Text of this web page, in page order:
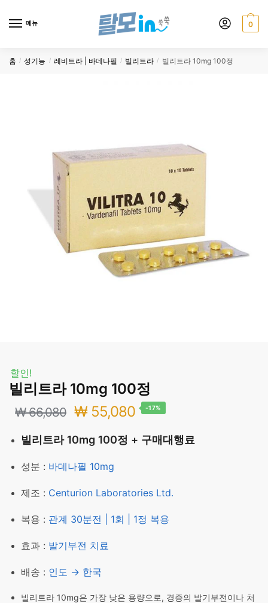
메뉴 0
홈 / 성기능 / 레비트라 | 바데나필 / 빌리트라 / 빌리트라 10mg 100정
할인!
빌리트라 10mg 100정
₩66,080 원
래
₩ 66,080.
₩55,080현
재
₩ 55,080.
-17%
빌리트라 10mg 100정 + 구매대행료
성분 : 바데나필 10mg
제조 : Centurion Laboratories Ltd.
복용 : 관계 30분전 | 1회 | 1정 복용
효과 : 발기부전 치료
배송 : 인도 → 한국
빌리트라 10mg은 가장 낮은 용량으로, 경증의 발기부전이나 처